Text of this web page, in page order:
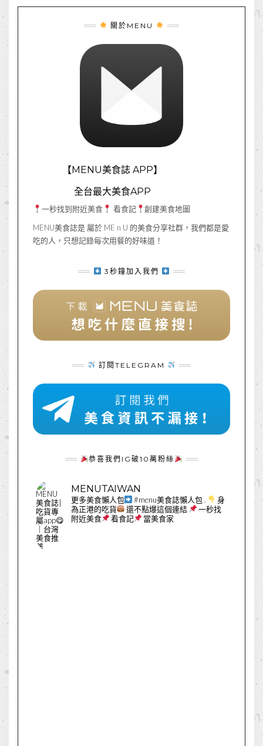
關於MENU
【MENU美食誌 APP】
全台最大美食APP
一秒找到附近美食 看食記
創建美食地圖
MENU美食誌是 屬於 ME n U 的美食分享社群，我們都是愛
吃的人，只想記錄每次用餐的好味道！
3秒鐘加入我們
訂閱TELEGRAM
恭喜我們IG破10萬粉絲
MENUTAIWAN
更多美食懶人包 #menu美食誌懶人包 .
身
為正港的吃貨
還不點爆這個連結
一秒找
附近美食
看食記 當美食家